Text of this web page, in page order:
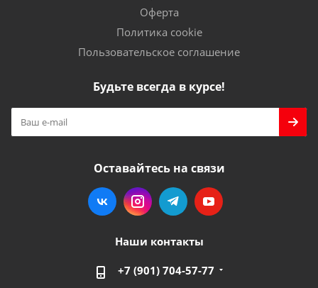
Оферта
Политика cookie
Пользовательское соглашение
Будьте всегда в курсе!
Оставайтесь на связи
Наши контакты
+7 (901) 704-57-77